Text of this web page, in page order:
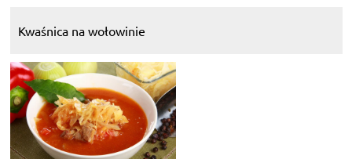
Kwaśnica na wołowinie